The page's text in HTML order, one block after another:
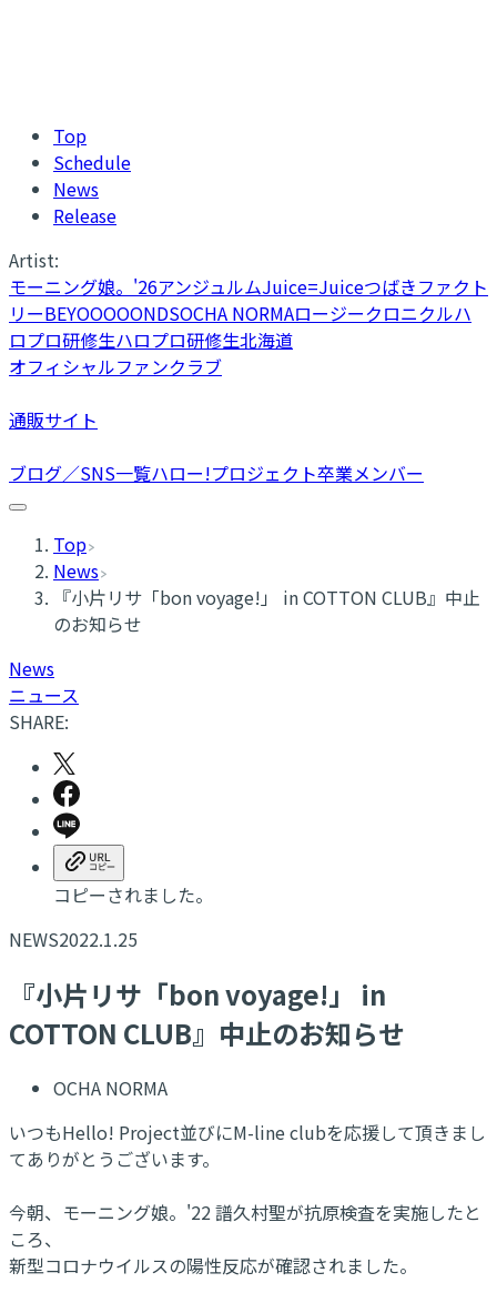
Top
Schedule
News
Release
Artist:
モーニング娘。'26アンジュルムJuice=Juiceつばきファクト
リーBEYOOOOONDSOCHA NORMAロージークロニクルハ
ロプロ研修生ハロプロ研修生北海道
オフィシャルファンクラブ
通販サイト
ブログ／SNS一覧ハロー!プロジェクト卒業メンバー
Top
News
​『小片リサ「bon voyage!」 in COTTON CLUB』中止
のお知らせ
News
ニュース
SHARE:
コピーされました。
NEWS2022.1.25
​『小片リサ「bon voyage!」 in
COTTON CLUB』中止のお知らせ
OCHA NORMA
いつもHello! Project並びにM-line clubを応援して頂きまし
てありがとうございます。
今朝、モーニング娘。'22 譜久村聖が抗原検査を実施したと
ころ、
新型コロナウイルスの陽性反応が確認されました。